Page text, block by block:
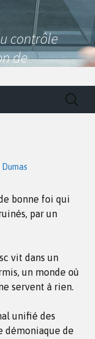
contrôle
de
Dumas
bonne foi qui
par un
vit dans un
un monde où
servent à rien.
unifié des
démoniaque de